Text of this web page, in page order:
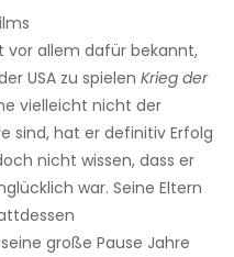
vor allem dafür bekannt,
USA zu spielen Krieg der
vielleicht nicht der
sind, hat er definitiv Erfolg
nicht wissen, dass er
war. Seine Eltern
große Pause Jahre